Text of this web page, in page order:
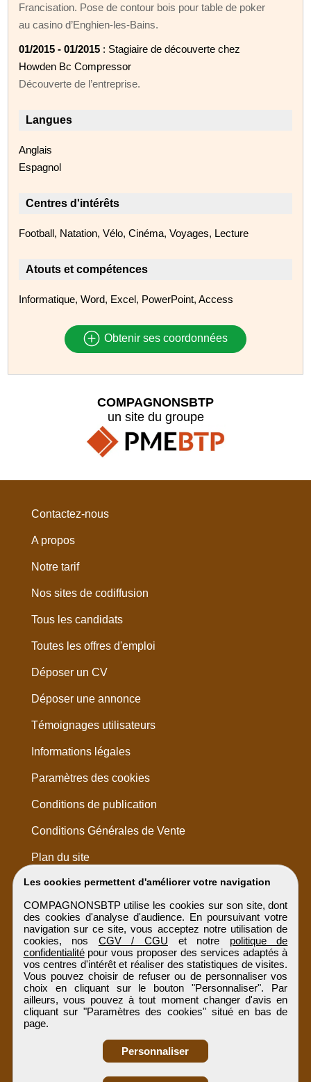
Francisation. Pose de contour bois pour table de poker
au casino d’Enghien-les-Bains.
01/2015 - 01/2015 : Stagiaire de découverte chez
Howden Bc Compressor
Découverte de l’entreprise.
Langues
Anglais
Espagnol
Centres d'intérêts
Football, Natation, Vélo, Cinéma, Voyages, Lecture
Atouts et compétences
Informatique, Word, Excel, PowerPoint, Access
Obtenir ses coordonnées
Les cookies permettent d'améliorer votre navigation
COMPAGNONSBTP utilise les cookies sur son site, dont
des cookies d'analyse d'audience. En poursuivant votre
navigation sur ce site, vous acceptez notre utilisation de
cookies, nos CGV / CGU et notre politique de
confidentialitépour vous proposer des services adaptés à
vos centres d'intérêt et réaliser des statistiques de visites.
Vous pouvez choisir de refuser ou de personnaliser vos
choix en cliquant sur le bouton "Personnaliser". Par
ailleurs, vous pouvez à tout moment changer d'avis en
cliquant sur "Paramètres des cookies" situé en bas de
page.
Personnaliser
COMPAGNONSBTP
un site du groupe
Contactez-nous
A propos
Notre tarif
Nos sites de codiffusion
Tous les candidats
Toutes les offres d'emploi
Déposer un CV
Déposer une annonce
Témoignages utilisateurs
Informations légales
Paramètres des cookies
Conditions de publication
Conditions Générales de Vente
Plan du site